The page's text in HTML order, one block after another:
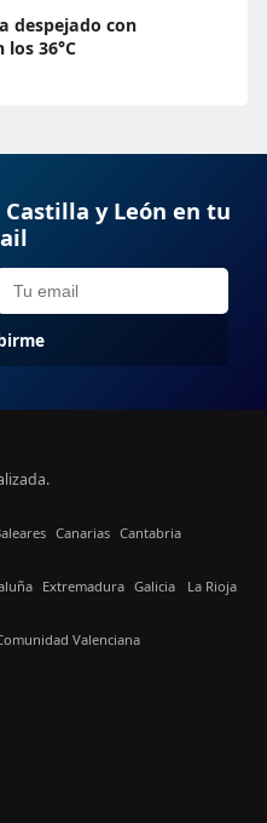
despejado con
36°C
y León en tu
Canarias Cantabria
Extremadura Galicia La Rioja
Valenciana